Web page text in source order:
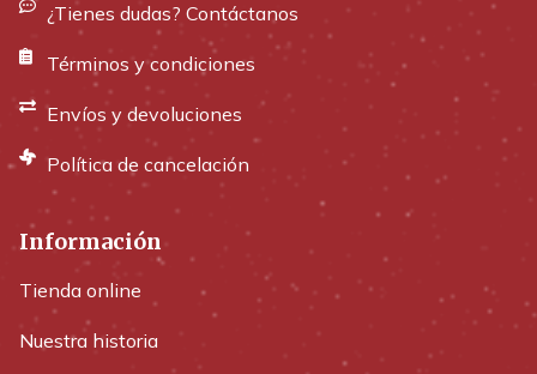
¿Tienes dudas? Contáctanos
Términos y condiciones
Envíos y devoluciones
Política de cancelación
Información
Tienda online
Nuestra historia